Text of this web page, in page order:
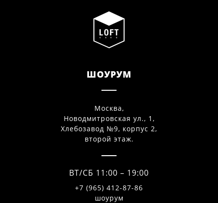
ШОУРУМ
Москва,
Новодмитровская ул., 1,
Хлебозавод №9, корпус 2,
второй этаж.
ВТ/СБ 11:00 – 19:00
+7 (965) 412-87-86
шоурум